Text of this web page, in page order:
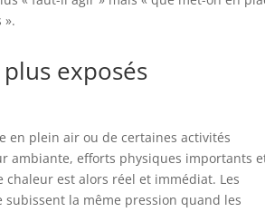
».
exposés
en plein air ou de certaines activités
ambiante, efforts physiques importants
est alors réel et immédiat. Les
la même pression quand les